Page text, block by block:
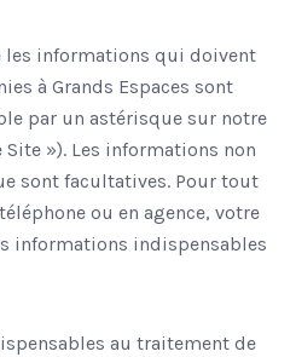
les informations qui doivent
à Grands Espaces sont
par un astérisque sur notre
»). Les informations non
sont facultatives. Pour tout
ou en agence, votre
informations indispensables
au traitement de